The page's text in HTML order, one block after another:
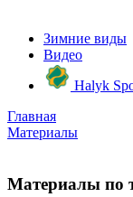
Зимние виды
Видео
Halyk
Главная
Материалы
Материалы по